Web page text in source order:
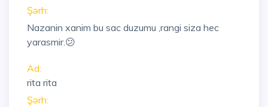
Şərh:
Nazanin xanim bu sac duzumu ,rangi siza hec
yarasmir.😕
Ad:
rita rita
Şərh: